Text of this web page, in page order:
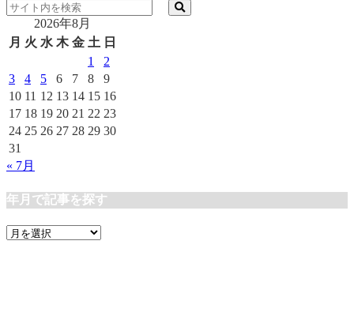
テ
リ
2026年8月
月 火 水 木 金 土 日
1
2
3
4 5 6 7 8
9
10 11 12 13 14 15 16
17 18 19 20 21 22 23
24 25 26 27 28 29 30
31
« 7月
年月で記事を探す
年